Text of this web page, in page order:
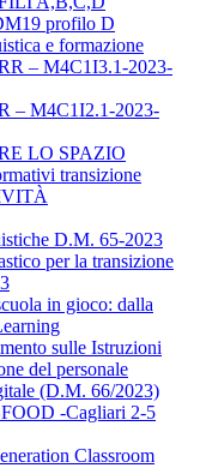
profilo D
e formazione
– M4C1I3.1-2023-
– M4C1I2.1-2023-
LO SPAZIO
transizione
D.M. 65-2023
per la transizione
in gioco: dalla
sulle Istruzioni
del personale
(D.M. 66/2023)
-Cagliari 2-5
Classroom